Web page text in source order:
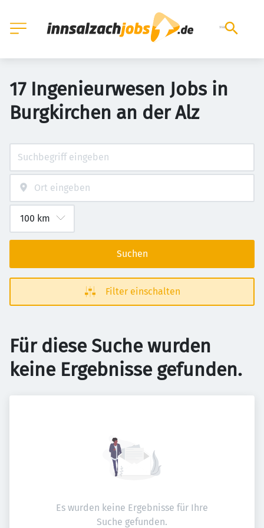
17 Ingenieurwesen Jobs in
Burgkirchen an der Alz
Suchen
Filter einschalten
Für diese Suche wurden
keine Ergebnisse gefunden.
Es wurden keine Ergebnisse für Ihre
Suche gefunden.